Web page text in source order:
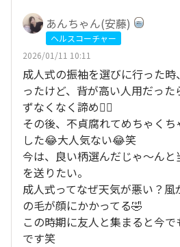
あんちゃん(安藤)
ヘルスコーチャー
2026/01/11 10:11
成人式の振袖を選びに行った
ったけど、背が高い人用だった
ずなくなく諦め🤦‍♀️
その後、不貞腐れてめちゃく
した😂大人気ない😂笑
今は、良い柄選んだじゃ〜ん
を送りたい。
成人式ってなぜ天気が悪い？
の毛が顔にかかってる🤣
この時期に友人と集まると今
です笑